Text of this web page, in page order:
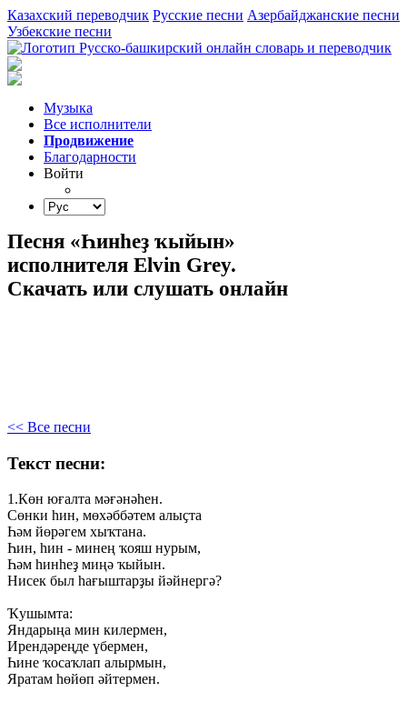
Казахский переводчик Русские песни Азербайджанские песни
Узбекские песни
Музыка
Все исполнители
Продвижение
Благодарности
Войти
Песня «Һинһеҙ ҡыйын»
исполнителя Elvin Grey.
Скачать или слушать онлайн
<< Все песни
Текст песни:
1.Көн юғалта мәғәнәһен.
Сөнки һин, мөхәббәтем алыҫта
Һәм йөрәгем хыҡтана.
Һин, һин - минең ҡояш нурым,
Һәм һинһеҙ миңә ҡыйын.
Нисек был һағыштарҙы йәйнергә?
Ҡушымта:
Яндарыңа мин килермен,
Ирендәреңде үбермен,
Һине ҡосаҡлап алырмын,
Яратам һөйөп әйтермен.